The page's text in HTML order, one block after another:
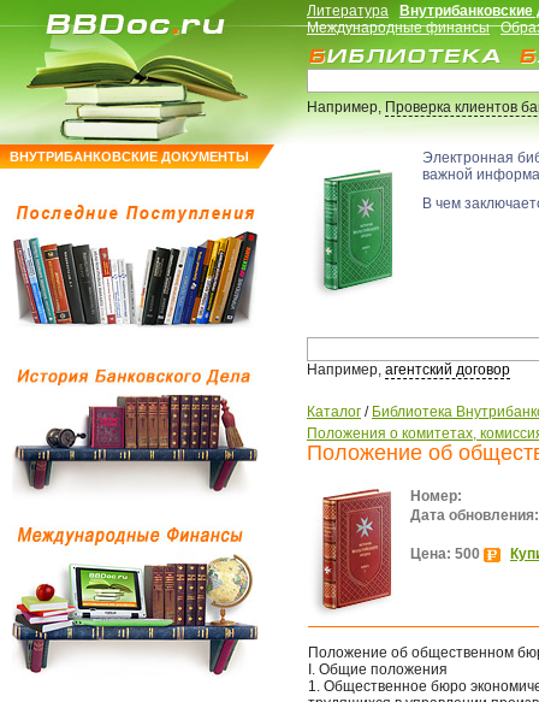
ВНУТРИБАНКОВСКИЕ ДОКУМЕНТЫ
Литература
Международные финансы
Например,Проверка клиентов
Электронная
важной
В чем
Например, агентский договор
Каталог / Библиотека
Положения о комитетах,
Положение об
Номер:
Дата обновления:
Цена: 500
Положение об общественном
I. Общие положения
1. Общественное бюро